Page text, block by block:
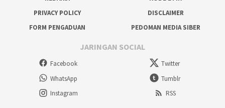
PRIVACY POLICY
DISCLAIMER
FORM PENGADUAN
PEDOMAN MEDIA SIBER
JARINGAN SOCIAL
Facebook
Twitter
WhatsApp
Tumblr
Instagram
RSS